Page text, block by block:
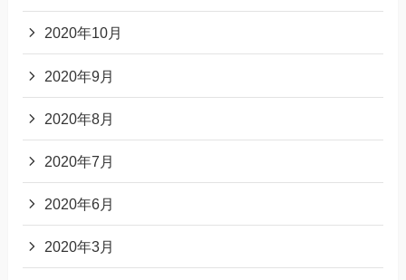
2020年10月
2020年9月
2020年8月
2020年7月
2020年6月
2020年3月